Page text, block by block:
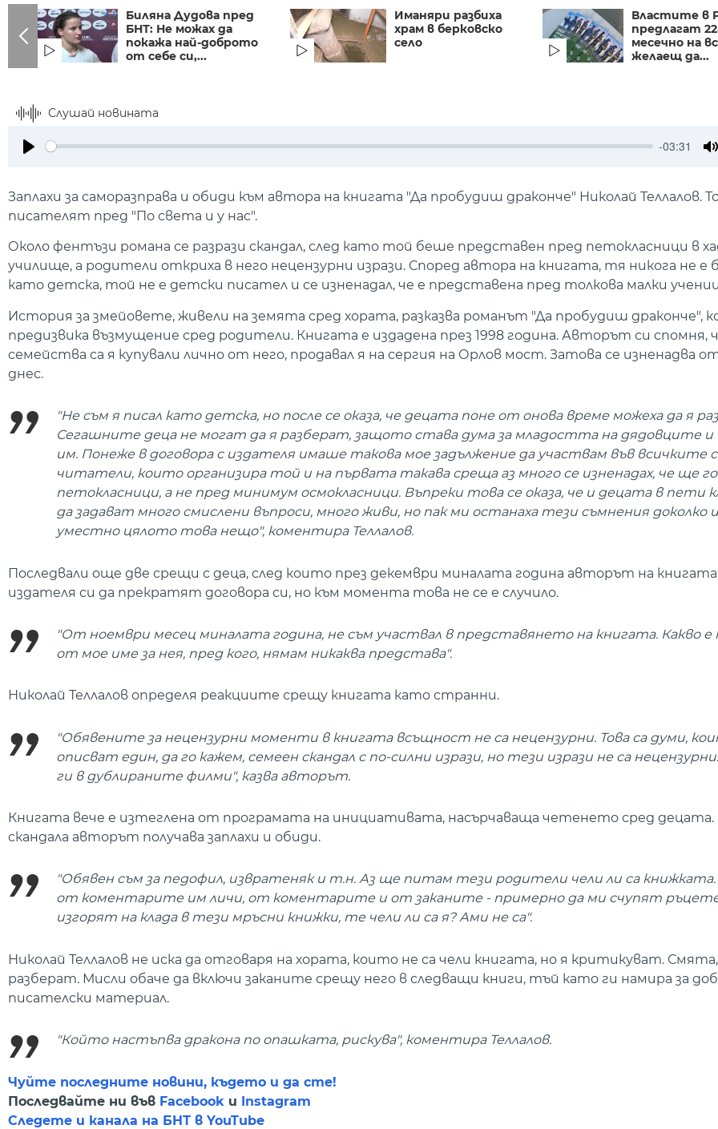
Биляна Дудова пред
БНТ: Не можах да
покажа най-доброто
от себе си,...
Иманяри разбиха
храм в берковско
село
Властите в
предлагат
месечно на
желаещ да...
Слушай новината
-03:31
Заплахи за саморазправа и обиди към автора на книгата "Да пробудиш драконче" Николай Теллалов.
писателят пред "По света и у нас".
Около фентъзи романа се разрази скандал, след като той беше представен пред петокласници в
училище, а родители откриха в него нецензурни изрази. Според автора на книгата, тя никога не е
като детска, той не е детски писател и се изненадал, че е представена пред толкова малки
История за змейовете, живели на земята сред хората, разказва романът "Да пробудиш драконче",
предизвика възмущение сред родители. Книгата е издадена през 1998 година. Авторът си спомня,
семейства са я купували лично от него, продавал я на сергия на Орлов мост. Затова се изненадва
днес.
"Не съм я писал като детска, но после се оказа, че децата поне от онова време можеха да я
Сегашните деца не могат да я разберат, защото става дума за младостта на дядовците
им. Понеже в договора с издателя имаше такова мое задължение да участвам във всичките
читатели, които организира той и на първата такава среща аз много се изненадах, че ще
петокласници, а не пред минимум осмокласници. Въпреки това се оказа, че и децата в пети
да задават много смислени въпроси, много живи, но пак ми останаха тези съмнения доколко
уместно цялото това нещо", коментира Теллалов.
Последвали още две срещи с деца, след които през декември миналата година авторът на
издателя си да прекратят договора си, но към момента това не се е случило.
"От ноември месец миналата година, не съм участвал в представянето на книгата. Какво е
от мое име за нея, пред кого, нямам никаква представа".
Николай Теллалов определя реакциите срещу книгата като странни.
"Обявените за нецензурни моменти в книгата всъщност не са нецензурни. Това са думи,
описват един, да го кажем, семеен скандал с по-силни изрази, но тези изрази не са
ги в дублираните филми", казва авторът.
Книгата вече е изтеглена от програмата на инициативата, насърчаваща четенето сред децата.
скандала авторът получава заплахи и обиди.
"Обявен съм за педофил, извратеняк и т.н. Аз ще питам тези родители чели ли са
от коментарите им личи, от коментарите и от заканите - примерно да ми счупят
изгорят на клада в тези мръсни книжки, те чели ли са я? Ами не са".
Николай Теллалов не иска да отговаря на хората, които не са чели книгата, но я критикуват.
разберат. Мисли обаче да включи заканите срещу него в следващи книги, тъй като ги намира за
писателски материал.
"Който настъпва дракона по опашката, рискува", коментира Теллалов.
Чуйте последните новини, където и да сте!
Последвайте ни във Facebook и Instagram
Следете и канала на БНТ в YouTube